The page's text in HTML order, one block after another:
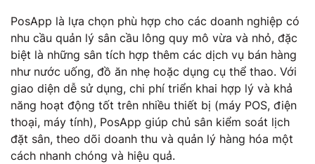
PosApp là lựa chọn phù hợp cho các doanh nghiệp có
nhu cầu quản lý sân cầu lông quy mô vừa và nhỏ, đặc
biệt là những sân tích hợp thêm các dịch vụ bán hàng
như nước uống, đồ ăn nhẹ hoặc dụng cụ thể thao. Với
giao diện dễ sử dụng, chi phí triển khai hợp lý và khả
năng hoạt động tốt trên nhiều thiết bị (máy POS, điện
thoại, máy tính), PosApp giúp chủ sân kiểm soát lịch
đặt sân, theo dõi doanh thu và quản lý hàng hóa một
cách nhanh chóng và hiệu quả.